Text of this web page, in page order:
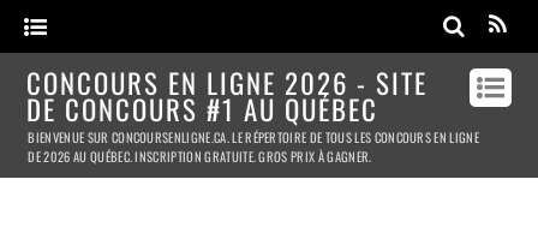
CONCOURS EN LIGNE 2026 - SITE
DE CONCOURS #1 AU QUÉBEC
BIENVENUE SUR CONCOURSENLIGNE.CA. LE RÉPERTOIRE DE TOUS LES CONCOURS EN LIGNE
DE 2026 AU QUÉBEC. INSCRIPTION GRATUITE. GROS PRIX À GAGNER.